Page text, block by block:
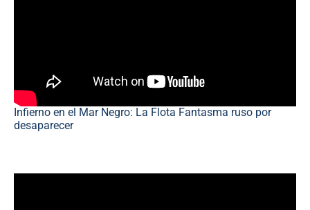
Infierno en el Mar Negro: La Flota Fantasma ruso por
desaparecer